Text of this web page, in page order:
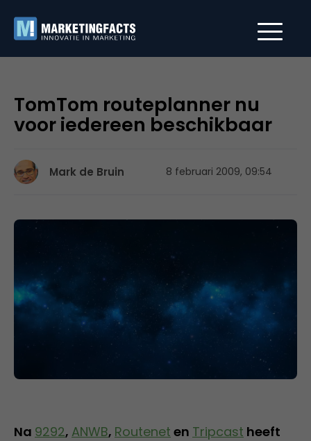
TomTom routeplanner nu
voor iedereen beschikbaar
Mark de Bruin 8 februari 2009, 09:54
Na 9292, ANWB, Routenet en Tripcast heeft